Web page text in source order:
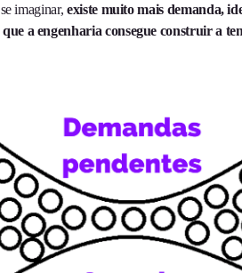
imaginar, existe muito mais demanda,
que a engenharia consegue construir a